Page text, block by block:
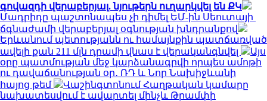
գովազդի վերաբերյալ. նյութերն ուղարկվել են ՔԿ
Մադրիդը պաշտոնապես չի դիմել ԵՄ-ին Սեուտայի ​​
ճգնաժամի վերաբերյալ օգնության խնդրանքով
Երևանում պետությանն ու համայնքին պատճառված
ավելի քան 211 մլն դրամի վնաս է վերականգնվել
Այս
օրը պատմության մեջ կարձանագրվի որպես ամոթի
ու դավաճանության օր․ ՌԴ և Նոր Նախիջևանի
հայոց թեմ
Վաշինգտոնում Հաղթական կամարը
նախատեսվում է ավարտել մինչև Թրամփի